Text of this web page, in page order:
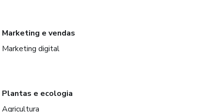
Marketing e vendas
Marketing digital
Plantas e ecologia
Agricultura